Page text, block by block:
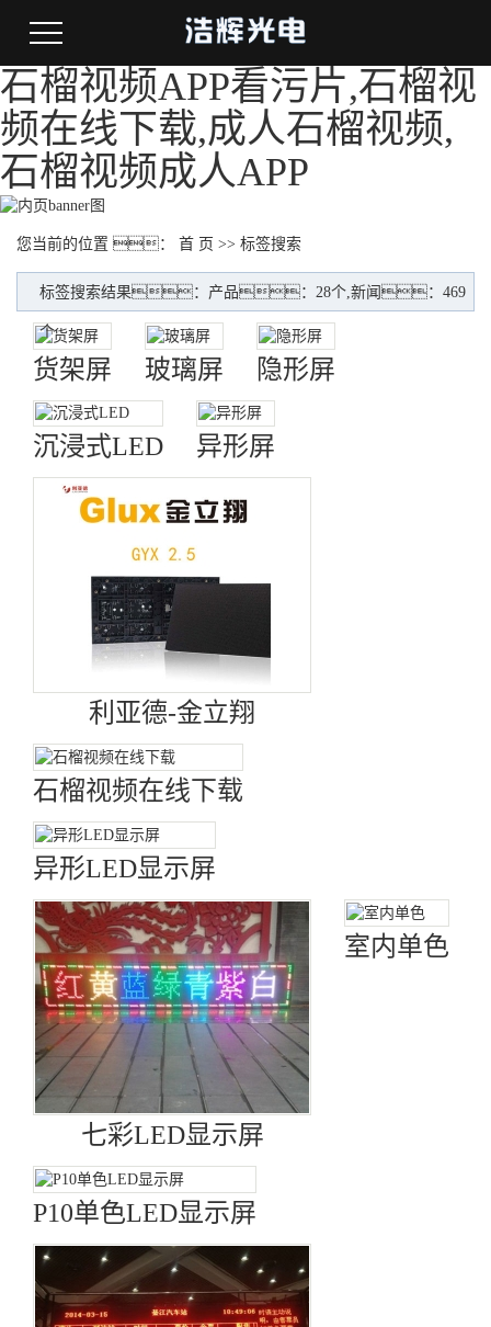
石榴视频APP看污片,石榴视
频在线下载,成人石榴视频,
石榴视频成人APP
您当前的位置 ： 首 页 >> 标签搜索
标签搜索结果：产品：28个,新闻：469
个
货架屏 玻璃屏 隐形屏
沉浸式LED 异形屏
利亚德-金立翔
石榴视频在线下载
异形LED显示屏
七彩LED显示屏
室内单色
P10单色LED显示屏